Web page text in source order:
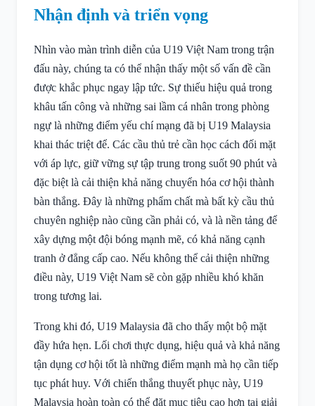
Nhận định và triển vọng
Nhìn vào màn trình diễn của U19 Việt Nam trong trận
đấu này, chúng ta có thể nhận thấy một số vấn đề cần
được khắc phục ngay lập tức. Sự thiếu hiệu quả trong
khâu tấn công và những sai lầm cá nhân trong phòng
ngự là những điểm yếu chí mạng đã bị U19 Malaysia
khai thác triệt để. Các cầu thủ trẻ cần học cách đối mặt
với áp lực, giữ vững sự tập trung trong suốt 90 phút và
đặc biệt là cải thiện khả năng chuyển hóa cơ hội thành
bàn thắng. Đây là những phẩm chất mà bất kỳ cầu thủ
chuyên nghiệp nào cũng cần phải có, và là nền tảng để
xây dựng một đội bóng mạnh mẽ, có khả năng cạnh
tranh ở đẳng cấp cao. Nếu không thể cải thiện những
điều này, U19 Việt Nam sẽ còn gặp nhiều khó khăn
trong tương lai.
Trong khi đó, U19 Malaysia đã cho thấy một bộ mặt
đầy hứa hẹn. Lối chơi thực dụng, hiệu quả và khả năng
tận dụng cơ hội tốt là những điểm mạnh mà họ cần tiếp
tục phát huy. Với chiến thắng thuyết phục này, U19
Malaysia hoàn toàn có thể đặt mục tiêu cao hơn tại giải